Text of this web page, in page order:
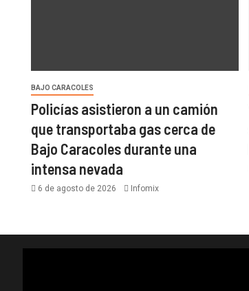
BAJO CARACOLES
Policías asistieron a un camión
que transportaba gas cerca de
Bajo Caracoles durante una
intensa nevada
6 de agosto de 2026 Infomix